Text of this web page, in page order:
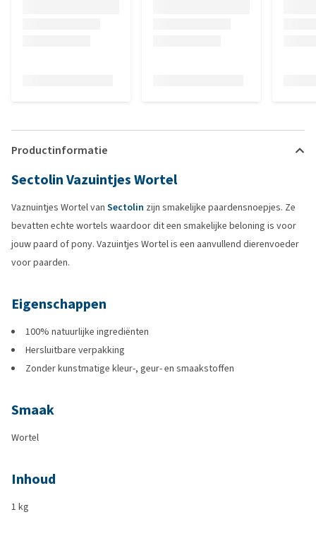
Productinformatie
Sectolin Vazuintjes Wortel
Vaznuintjes Wortel van Sectolin zijn smakelijke paardensnoepjes. Ze
bevatten echte wortels waardoor dit een smakelijke beloning is voor
jouw paard of pony. Vazuintjes Wortel is een aanvullend dierenvoeder
voor paarden.
Eigenschappen
100% natuurlijke ingrediënten
Hersluitbare verpakking
Zonder kunstmatige kleur-, geur- en smaakstoffen
Smaak
Wortel
Inhoud
1 kg